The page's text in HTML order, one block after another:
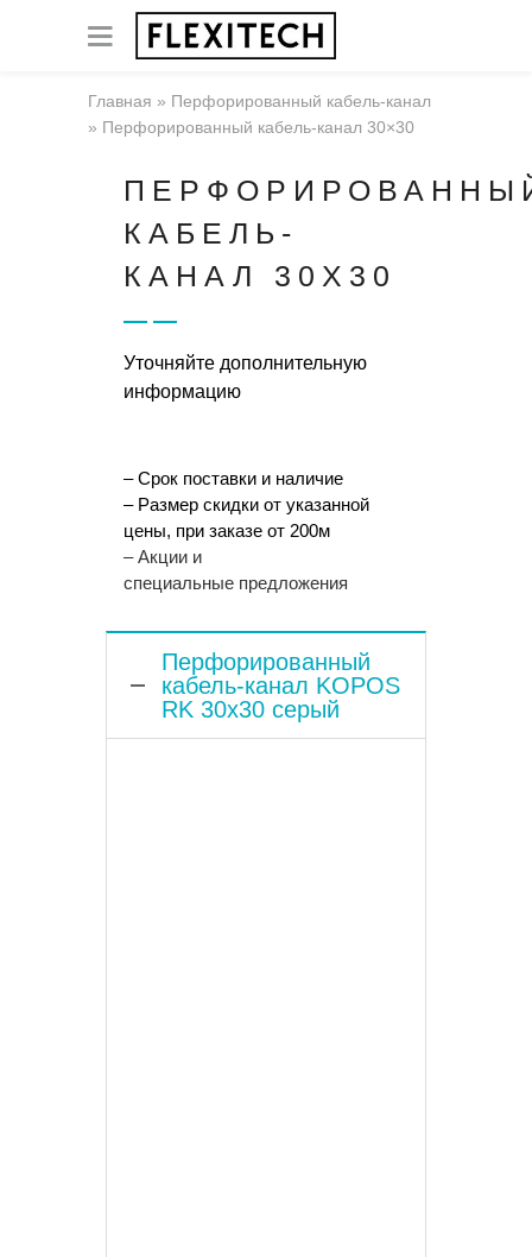
Главная » Перфорированный кабель-канал
» Перфорированный кабель-канал 30×30
КАБЕЛЬ-
КАНАЛ 30X30
Уточняйте дополнительную
информацию
– Срок поставки и наличие
– Размер скидки от указанной
цены, при заказе от 200м
– Акции и
специальные предложения
Перфорированный
кабель-канал KOPOS
RK 30х30 серый